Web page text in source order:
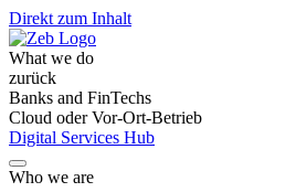
Direkt zum Inhalt
What we do
zurück
Banks and FinTechs
Cloud oder Vor-Ort-Betrieb
Digital Services Hub
Who we are